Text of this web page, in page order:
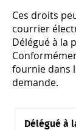
Ces droits
courrier
Délégué à la
fournie dans
demande.
Délégué à